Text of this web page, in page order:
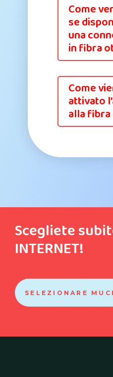
Come
se
una
in fibra
Come
attivato
alla
Scegliete
INTERNET!
SELEZIONARE